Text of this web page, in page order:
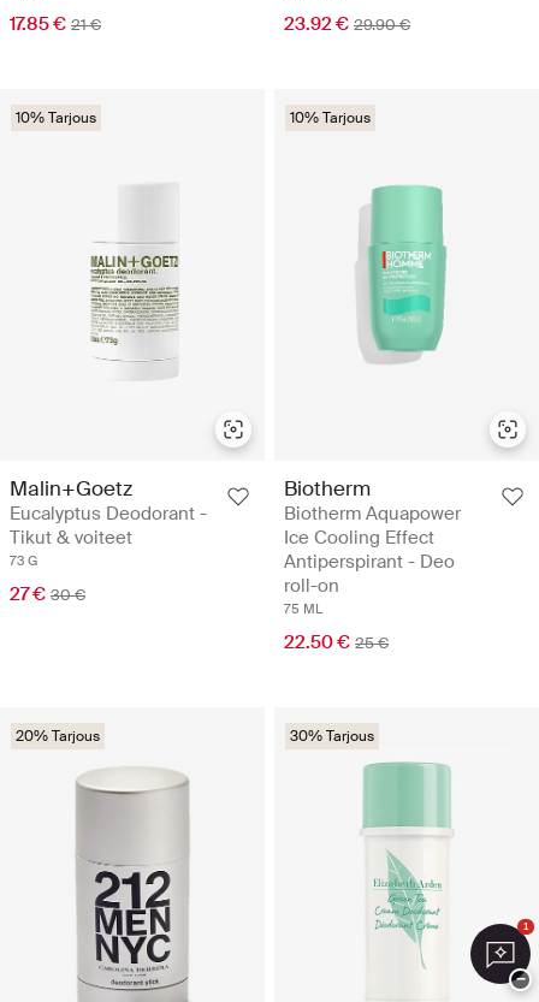
17.85 € 21 € 23.92 € 29.90 €
10% Tarjous
Malin+Goetz
Eucalyptus Deodorant -
Tikut & voiteet
73 G
27 € 30 €
10% Tarjous
Biotherm
Biotherm Aquapower
Ice Cooling Effect
Antiperspirant - Deo
roll-on
75 ML
22.50 € 25 €
20% Tarjous 30% Tarjous
1
−